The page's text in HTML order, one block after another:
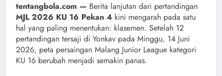
tentangbola.com — Berita lanjutan dari pertandingan
MJL 2026 KU 16 Pekan 4 kini mengarah pada satu
hal yang paling menentukan: klasemen. Setelah 12
pertandingan tersaji di Yonkav pada Minggu, 14 Juni
2026, peta persaingan Malang Junior League kategori
KU 16 berubah menjadi semakin panas.